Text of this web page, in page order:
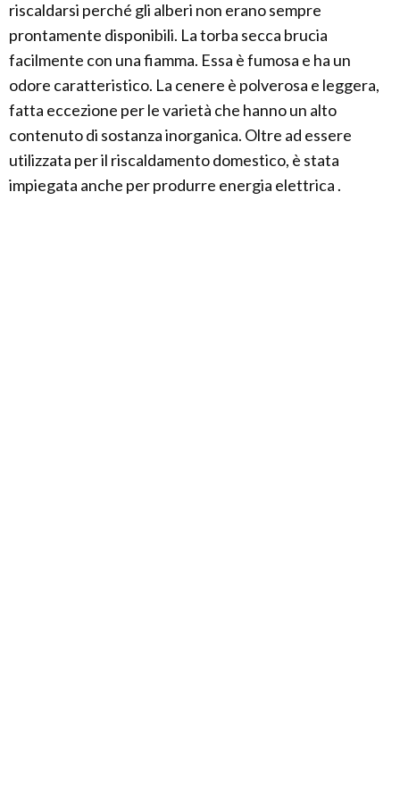
riscaldarsi perché gli alberi non erano sempre
prontamente disponibili. La torba secca brucia
facilmente con una fiamma. Essa è fumosa e ha un
odore caratteristico. La cenere è polverosa e leggera,
fatta eccezione per le varietà che hanno un alto
contenuto di sostanza inorganica. Oltre ad essere
utilizzata per il riscaldamento domestico, è stata
impiegata anche per produrre energia elettrica .